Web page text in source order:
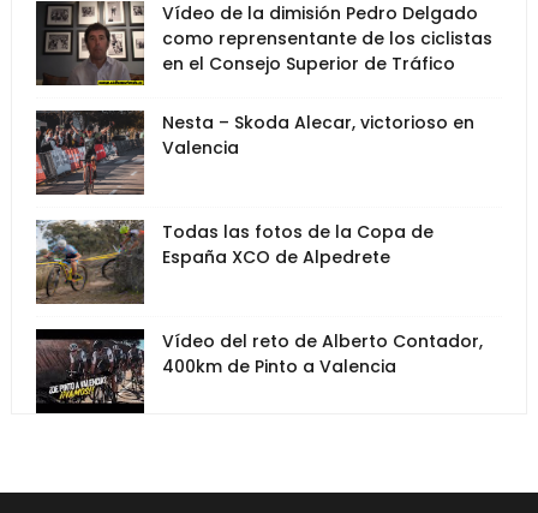
Vídeo de la dimisión Pedro Delgado
como reprensentante de los ciclistas
en el Consejo Superior de Tráfico
Nesta – Skoda Alecar, victorioso en
Valencia
Todas las fotos de la Copa de
España XCO de Alpedrete
Vídeo del reto de Alberto Contador,
400km de Pinto a Valencia